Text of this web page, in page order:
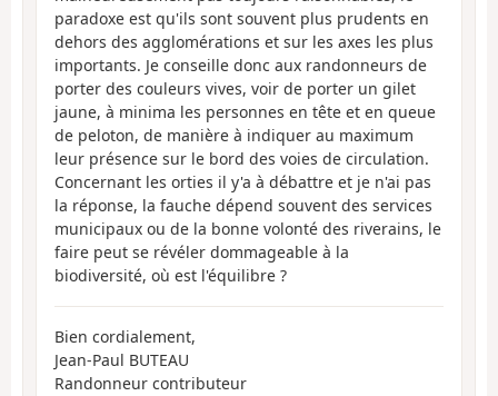
paradoxe est qu'ils sont souvent plus prudents en
dehors des agglomérations et sur les axes les plus
importants. Je conseille donc aux randonneurs de
porter des couleurs vives, voir de porter un gilet
jaune, à minima les personnes en tête et en queue
de peloton, de manière à indiquer au maximum
leur présence sur le bord des voies de circulation.
Concernant les orties il y'a à débattre et je n'ai pas
la réponse, la fauche dépend souvent des services
municipaux ou de la bonne volonté des riverains, le
faire peut se révéler dommageable à la
biodiversité, où est l'équilibre ?
Bien cordialement,
Jean-Paul BUTEAU
Randonneur contributeur